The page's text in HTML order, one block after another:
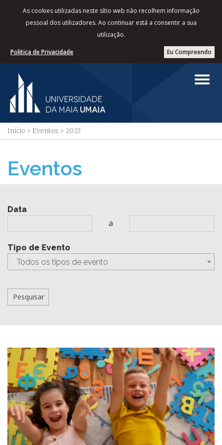
As cookies utilizadas neste sítio web não recolhem informação
pessoal dos utilizadores. Ao continuar está a consentir a sua
utilização.
Eu Compreendo
Politica de Privacidade
Início > Eventos > 2023
Eventos
Data
a
Tipo de Evento
Todos os tipos de evento